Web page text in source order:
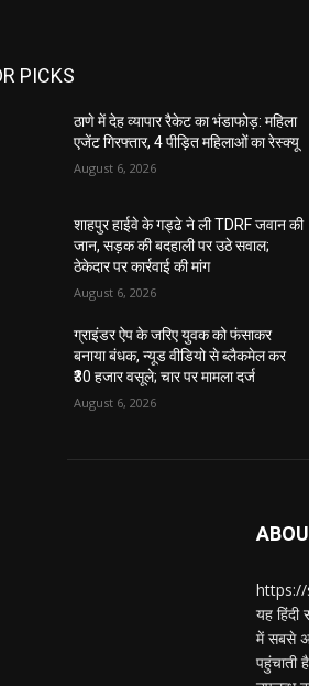
PICKS
ठाणे में देह व्यापार रैकेट का भंडाफोड़: महिला
एजेंट गिरफ्तार, 4 पीड़ित महिलाओं का रेस्क्यू
August 6, 2026
शाहपुर हाईवे के गड्ढे ने ली TDRF जवान की
जान, सड़क की बदहाली पर उठे सवाल;
ठेकेदार पर कार्रवाई की मांग
August 6, 2026
ग्राइंडर ऐप के जरिए युवक को फंसाकर
बनाया बंधक, न्यूड वीडियो से ब्लैकमेल कर
₹30 हजार वसूले; चार पर मामला दर्ज
August 6, 2026
https://
यह हिंदी
में सबसे
पहुंचाती